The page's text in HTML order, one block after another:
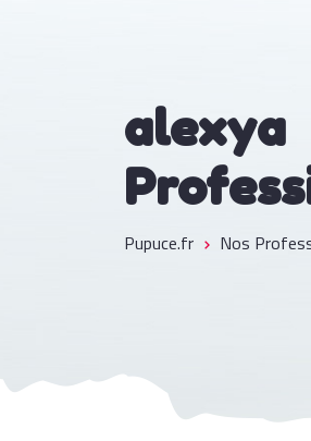
alexya
Pupuce.fr Nos